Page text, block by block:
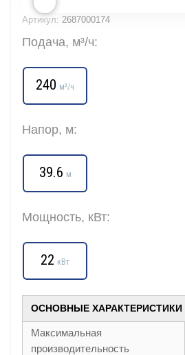
Артикул: 2687000174
Подача, м³/ч:
240 м³/ч
Напор, м:
39.6 м
Мощность, кВт:
22 кВт
ОСНОВНЫЕ ХАРАКТЕРИСТИКИ
Максимальная
производительность